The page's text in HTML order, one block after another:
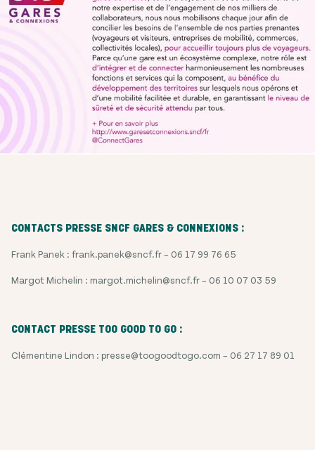
CONTACTS PRESSE SNCF GARES & CONNEXIONS :
Frank Panek : frank.panek@sncf.fr – 06 17 99 76 65
Margot Michelin : margot.michelin@sncf.fr – 06 10 07 03 59
CONTACT PRESSE TOO GOOD TO GO :
Clémentine Lindon : presse@toogoodtogo.com – 06 27 17 89 01